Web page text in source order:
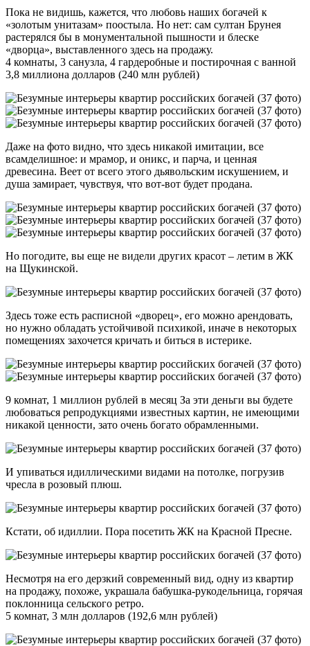
Пока не видишь, кажется, что любовь наших богачей к
«золотым унитазам» поостыла. Но нет: сам султан Брунея
растерялся бы в монументальной пышности и блеске
«дворца», выставленного здесь на продажу.
4 комнаты, 3 санузла, 4 гардеробные и постирочная с ванной
3,8 миллиона долларов (240 млн рублей)
Даже на фото видно, что здесь никакой имитации, все
всамделишное: и мрамор, и оникс, и парча, и ценная
древесина. Веет от всего этого дьявольским искушением, и
душа замирает, чувствуя, что вот-вот будет продана.
Но погодите, вы еще не видели других красот – летим в ЖК
на Щукинской.
Здесь тоже есть расписной «дворец», его можно арендовать,
но нужно обладать устойчивой психикой, иначе в некоторых
помещениях захочется кричать и биться в истерике.
9 комнат, 1 миллион рублей в месяц За эти деньги вы будете
любоваться репродукциями известных картин, не имеющими
никакой ценности, зато очень богато обрамленными.
И упиваться идиллическими видами на потолке, погрузив
чресла в розовый плюш.
Кстати, об идиллии. Пора посетить ЖК на Красной Пресне.
Несмотря на его дерзкий современный вид, одну из квартир
на продажу, похоже, украшала бабушка-рукодельница, горячая
поклонница сельского ретро.
5 комнат, 3 млн долларов (192,6 млн рублей)